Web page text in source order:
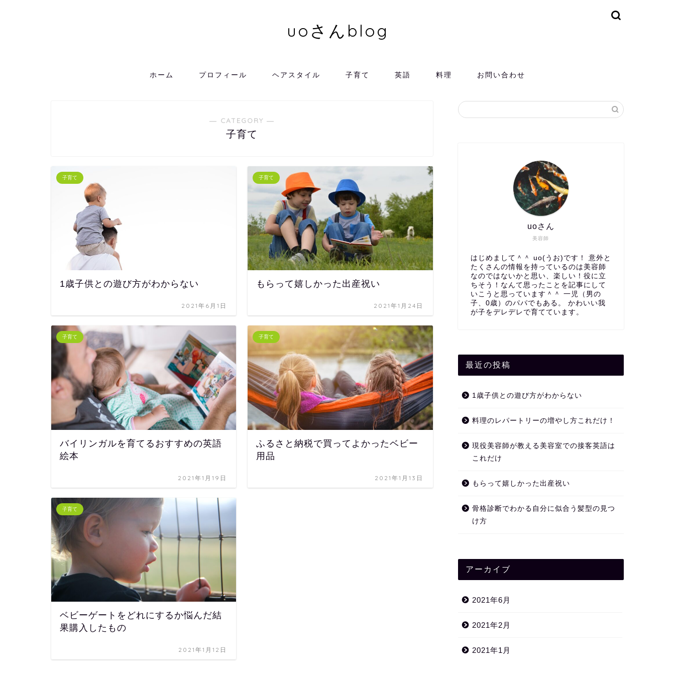
uoさんblog
ホーム プロフィール ヘアスタイル 子育て 英語 料理 お問い合わせ
― CATEGORY ―
子育て
子育て
1歳子供との遊び方がわからない
2021年6月1日
子育て
もらって嬉しかった出産祝い
2021年1月24日
子育て
バイリンガルを育てるおすすめの英語
絵本
2021年1月19日
子育て
ふるさと納税で買ってよかったベビー
用品
2021年1月13日
子育て
ベビーゲートをどれにするか悩んだ結
果購入したもの
2021年1月12日
美容師
uoさん
はじめまして＾＾ uo(うお)です！ 意外と
たくさんの情報を持っているのは美容師
なのではないかと思い、楽しい！役に立
ちそう！なんて思ったことを記事にして
いこうと思っています＾＾ 一児（男の
子、0歳）のパパでもある。 かわいい我
が子をデレデレで育てています。
最近の投稿
1歳子供との遊び方がわからない
料理のレパートリーの増やし方これだけ！
現役美容師が教える美容室での接客英語は
これだけ
もらって嬉しかった出産祝い
骨格診断でわかる自分に似合う髪型の見つ
け方
アーカイブ
2021年6月
2021年2月
2021年1月